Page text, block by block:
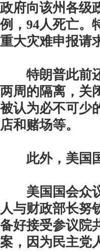
政府向该州各级
例，94人死亡。
重大灾难申报请
特朗普此前还
两周的隔离，关
被认为必不可少
店和赌场等。
此外，美国国
美国国会众议
人与财政部长努
备好接受参议院
案，因为民主党